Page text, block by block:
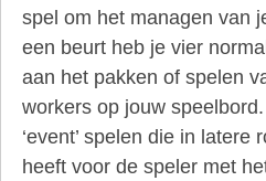
spel om het managen van
een beurt heb je vier
aan het pakken of spelen
workers op jouw
‘event’ spelen die in
heeft voor de speler met